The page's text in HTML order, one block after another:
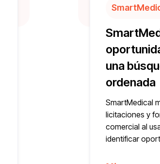
una
ordenada
SmartMedical
licitaciones y
comercial al
identificar